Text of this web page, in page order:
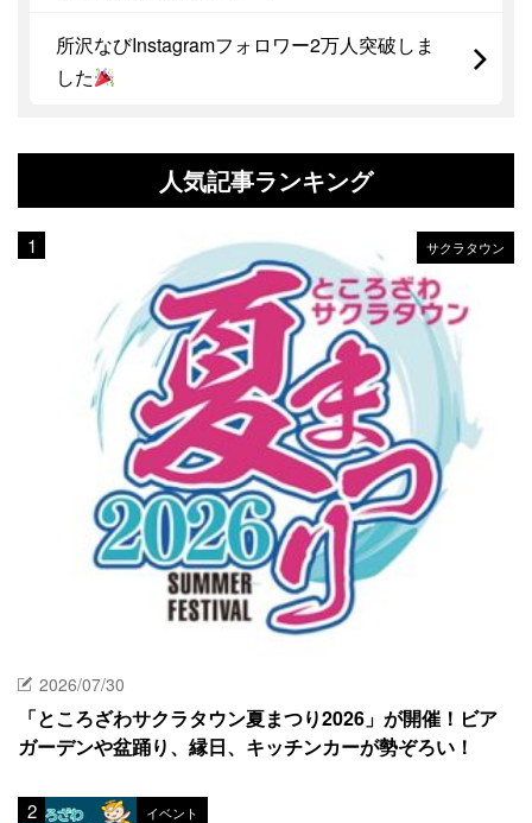
所沢なびInstagramフォロワー2万人突破しま
した
人気記事ランキング
サクラタウン
2026/07/30
「ところざわサクラタウン夏まつり2026」が開催！ビア
ガーデンや盆踊り、縁日、キッチンカーが勢ぞろい！
イベント